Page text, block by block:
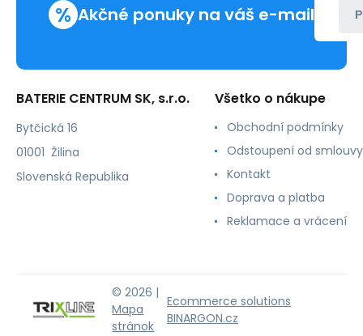
% Akčné ponuky na váš e-mail
BATERIE CENTRUM SK, s.r.o.
Bytčická 16
01001 Žilina
Slovenská Republika
Všetko o nákupe
Obchodní podmínky
Odstoupení od smlouvy
Kontakt
Doprava a platba
Reklamace a vrácení
© 2026 |
Mapa
stránok
Ecommerce solutions
BINARGON.cz